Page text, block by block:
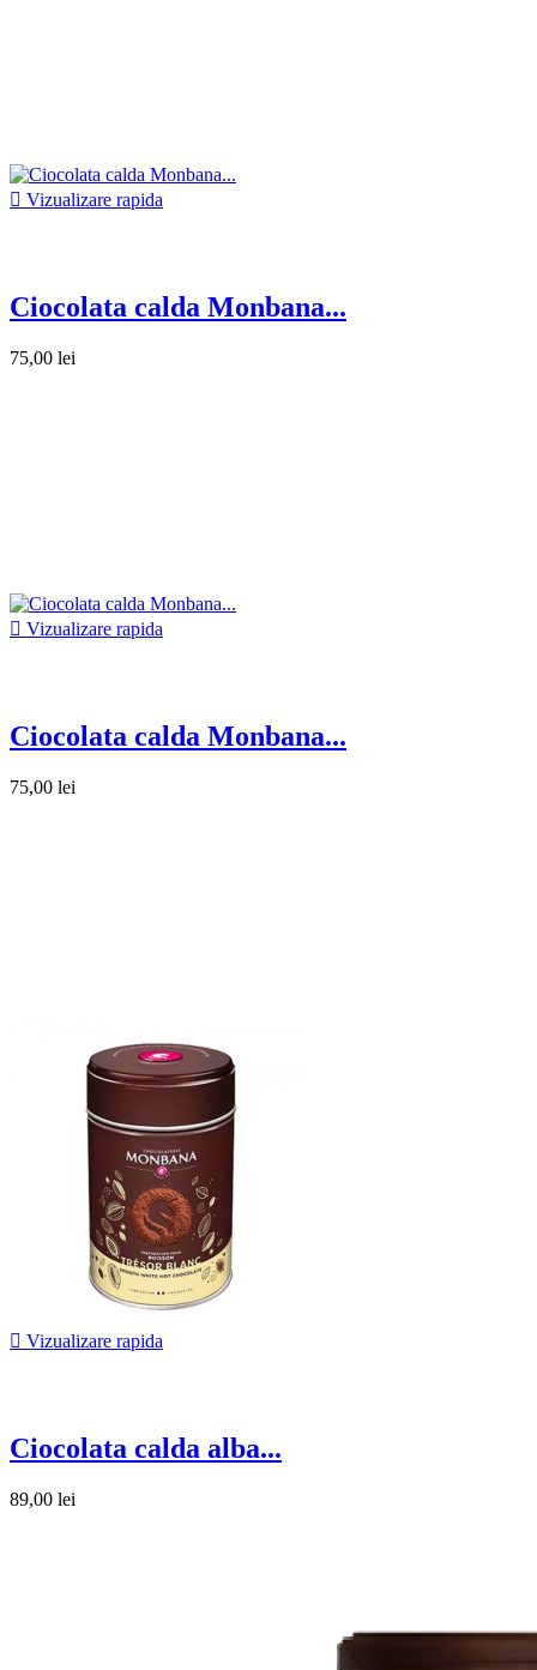
 Vizualizare rapida
Ciocolata calda Monbana...
75,00 lei
 Vizualizare rapida
Ciocolata calda Monbana...
75,00 lei
 Vizualizare rapida
Ciocolata calda alba...
89,00 lei